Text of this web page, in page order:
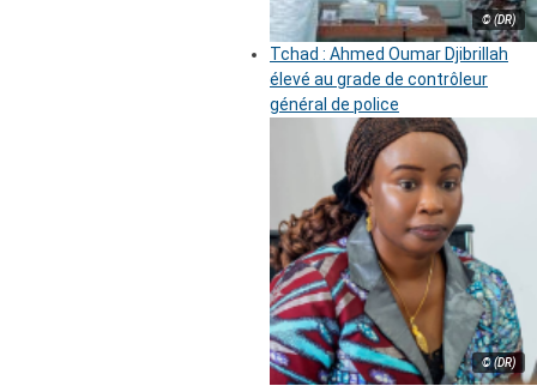
© (DR)
Tchad : Ahmed Oumar Djibrillah
élevé au grade de contrôleur
général de police
© (DR)